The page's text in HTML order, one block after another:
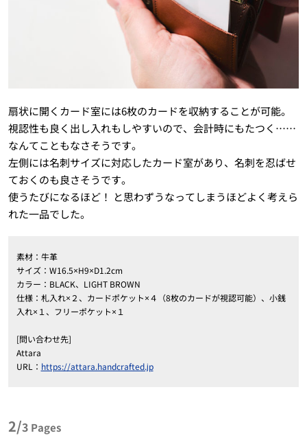
扇状に開くカード室には6枚のカードを収納することが可能。
視認性も良く出し入れもしやすいので、会計時にもたつく……
なんてこともなさそうです。
左側には名刺サイズに対応したカード室があり、名刺を忍ばせ
ておくのも良さそうです。
使うたびになるほど！ と思わずうなってしまうほどよく考えら
れた一品でした。
素材：牛革
サイズ：W16.5×H9×D1.2cm
カラー：BLACK、LIGHT BROWN
仕様：札入れ×２、カードポケット×４（8枚のカードが視認可能）、小銭
入れ×１、フリーポケット×１
[問い合わせ先]
Attara
URL： https://attara.handcrafted.jp
2/3 Pages